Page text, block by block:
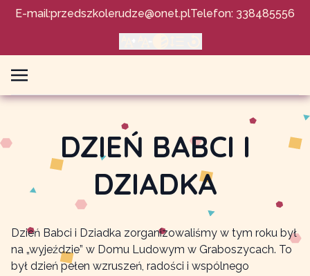
E-mail:przedszkolerudze@onet.plTelefon: 338485556
DZIEŃ BABCI I
DZIADKA
Dzień Babci i Dziadka zorganizowaliśmy w tym roku był
na „wyjeździe” w Domu Ludowym w Graboszycach. To
był dzień pełen wzruszeń, radości i wspólnego